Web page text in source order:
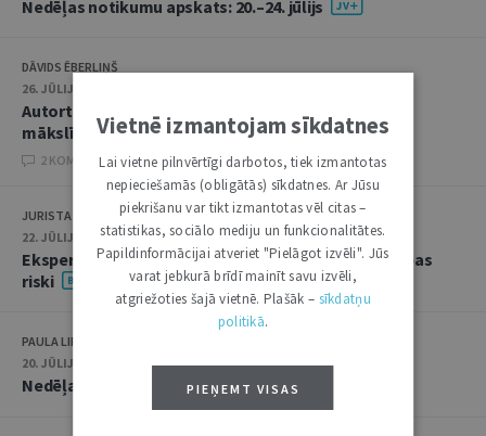
Nedēļas notikumu apskats: 20.–24. jūlijs
DĀVIDS ĒBERLIŅŠ
26. JŪLIJS 2026 • 08:00
Autortiesību subjekta un objekta juridiskie aspekti
mākslīgā intelekta kontekstā
2 KOMENTĀRI
JURISTA VĀRDS
22. JŪLIJS 2026 • 14:00
Ekspertu saruna jūlijā: krimināltiesības un būvniecības
riski
PAULA LIPE
20. JŪLIJS 2026 • 16:05
Nedēļas notikumu apskats: 13.–17. jūlijs
Vietnē izmantojam sīkdatnes
Lai vietne pilnvērtīgi darbotos, tiek izmantotas
nepieciešamās (obligātās) sīkdatnes. Ar Jūsu
piekrišanu var tikt izmantotas vēl citas –
statistikas, sociālo mediju un funkcionalitātes.
Papildinformācijai atveriet "Pielāgot izvēli". Jūs
varat jebkurā brīdī mainīt savu izvēli,
atgriežoties šajā vietnē. Plašāk – sīkdatņu
politikā.
PIEŅEMT VISAS